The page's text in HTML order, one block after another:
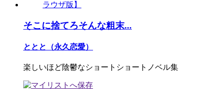
そこに捨てろそんな粗末...
ととと（永久恋愛）
楽しいほど陰鬱なショートショートノベル集